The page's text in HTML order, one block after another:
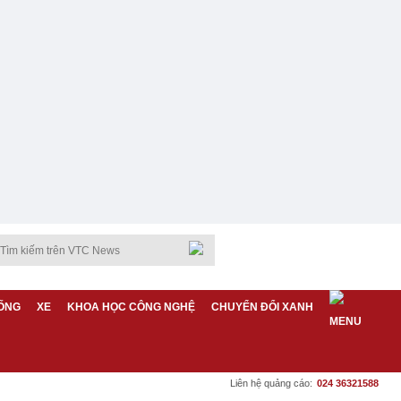
XE KHOA HỌC CÔNG NGHỆ CHUYỂN ĐỔI XANH
Liên hệ quảng cáo: 024 36321588